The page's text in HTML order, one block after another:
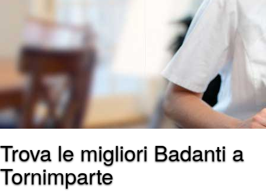
Trova le migliori Badanti a
Tornimparte